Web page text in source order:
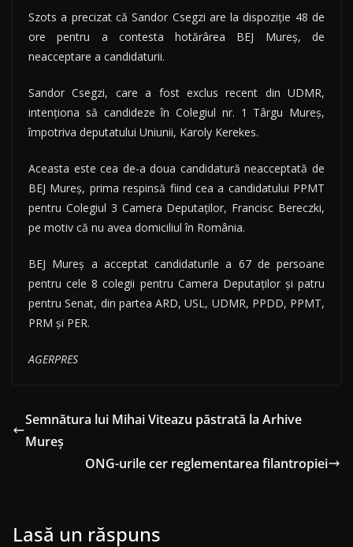
Szots a precizat că Sandor Csegzi are la dispoziţie 48 de
ore pentru a contesta hotărârea BEJ Mureş, de
neacceptare a candidaturii.
Sandor Csegzi, care a fost exclus recent din UDMR,
intenţiona să candideze în Colegiul nr. 1 Târgu Mureş,
împotriva deputatului Uniunii, Karoly Kerekes.
Aceasta este cea de-a doua candidatură neacceptată de
BEJ Mureş, prima respinsă fiind cea a candidatului PPMT
pentru Colegiul 3 Camera Deputaţilor, Francisc Bereczki,
pe motiv că nu avea domiciliul în România.
BEJ Mureş a acceptat candidaturile a 67 de persoane
pentru cele 8 colegii pentru Camera Deputaţilor şi patru
pentru Senat, din partea ARD, USL, UDMR, PPDD, PPMT,
PRM şi PER.
AGERPRES
Semnătura lui Mihai Viteazu păstrată la Arhive
Mureș
ONG-urile cer reglementarea filantropiei
Lasă un răspuns